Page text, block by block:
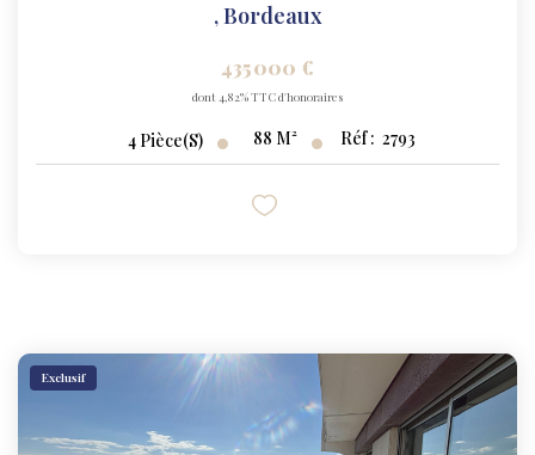
,Bordeaux
435 000 €
dont 4,82% TTC d'honoraires
4 Pièce(s) 88 M² Réf : 2793
Exclusif